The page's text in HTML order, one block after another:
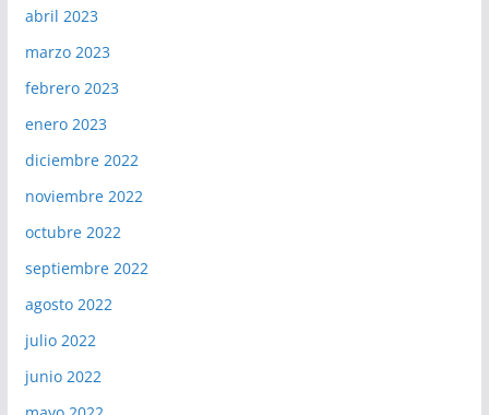
abril 2023
marzo 2023
febrero 2023
enero 2023
diciembre 2022
noviembre 2022
octubre 2022
septiembre 2022
agosto 2022
julio 2022
junio 2022